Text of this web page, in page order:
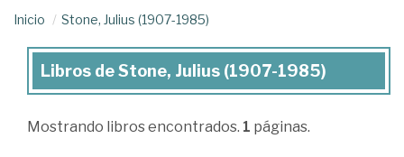
Inicio Stone, Julius (1907-1985)
Libros
Stone,
Libros de Stone, Julius (1907-1985)
Mostrando libros encontrados. 1 páginas.